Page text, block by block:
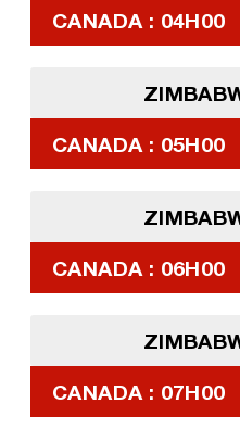
CANADA : 04H00
CANADA : 05H00
CANADA : 06H00
CANADA : 07H00